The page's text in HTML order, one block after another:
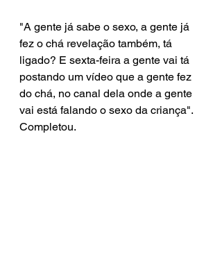
"A gente já sabe o sexo, a gente já
fez o chá revelação também, tá
ligado? E sexta-feira a gente vai tá
postando um vídeo que a gente fez
do chá, no canal dela onde a gente
vai está falando o sexo da criança".
Completou.